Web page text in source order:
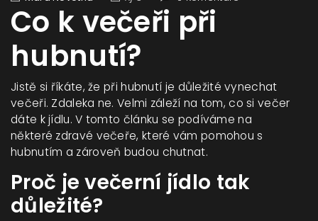
Co k večeři při
hubnutí?
Jistě si říkáte, že při hubnutí je důležité vynechat
večeři. Zdaleka ne. Velmi záleží na tom, co si večer
dáte k jídlu. V tomto článku se podíváme na
některé zdravé večeře, které vám pomohou s
hubnutím a zároveň budou chutnat.
Proč je večerní jídlo tak
důležité?